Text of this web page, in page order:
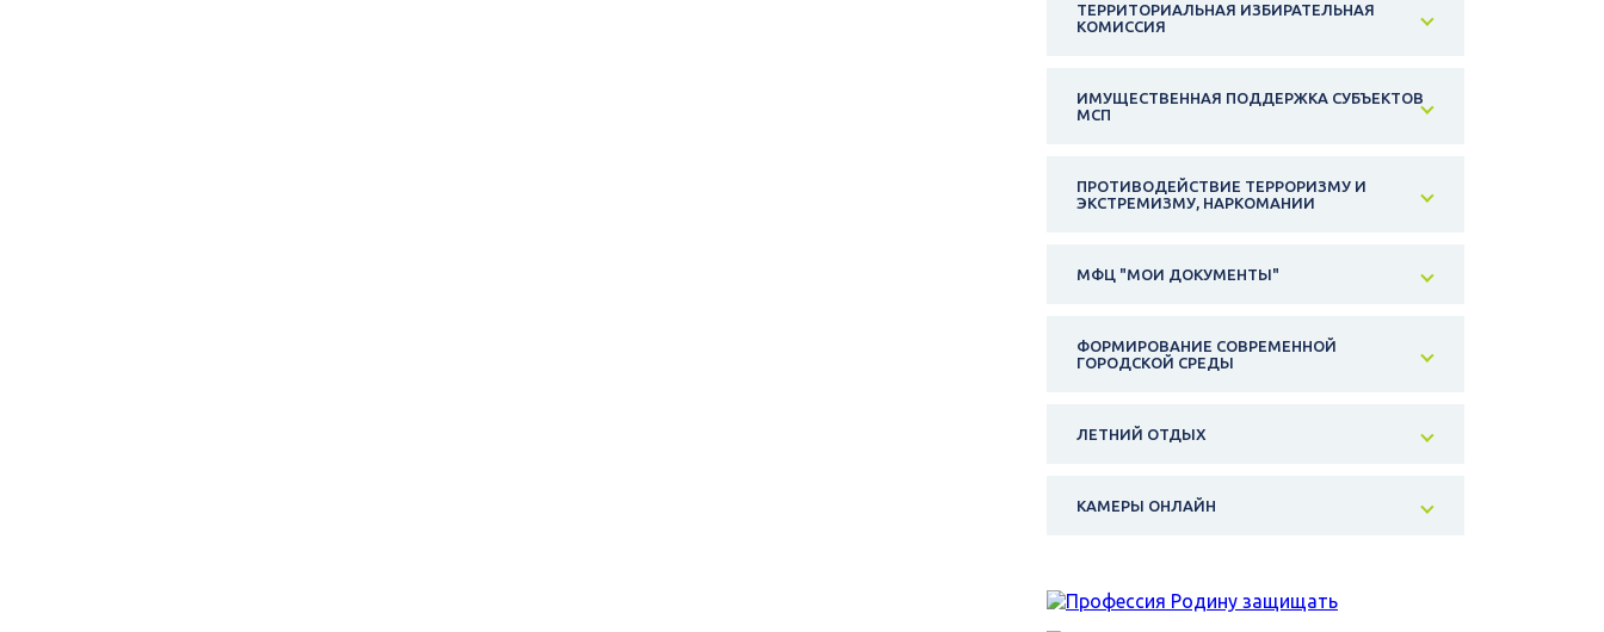
ТЕРРИТОРИАЛЬНАЯ ИЗБИРАТЕЛЬНАЯ
КОМИССИЯ
ИМУЩЕСТВЕННАЯ ПОДДЕРЖКА СУБЪЕКТОВ
МСП
ПРОТИВОДЕЙСТВИЕ ТЕРРОРИЗМУ И
ЭКСТРЕМИЗМУ, НАРКОМАНИИ
МФЦ "МОИ ДОКУМЕНТЫ"
ФОРМИРОВАНИЕ СОВРЕМЕННОЙ
ГОРОДСКОЙ СРЕДЫ
ЛЕТНИЙ ОТДЫХ
КАМЕРЫ ОНЛАЙН